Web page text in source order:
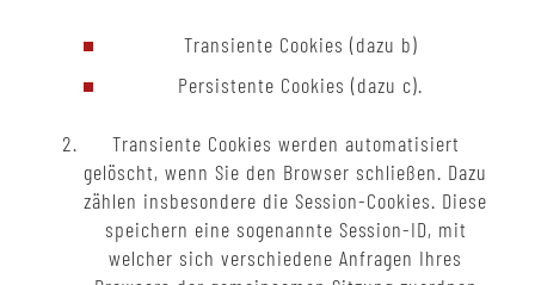
Transiente Cookies (dazu b)
Persistente Cookies (dazu c).
Transiente Cookies werden automatisiert
gelöscht, wenn Sie den Browser schließen. Dazu
zählen insbesondere die Session-Cookies. Diese
speichern eine sogenannte Session-ID, mit
welcher sich verschiedene Anfragen Ihres